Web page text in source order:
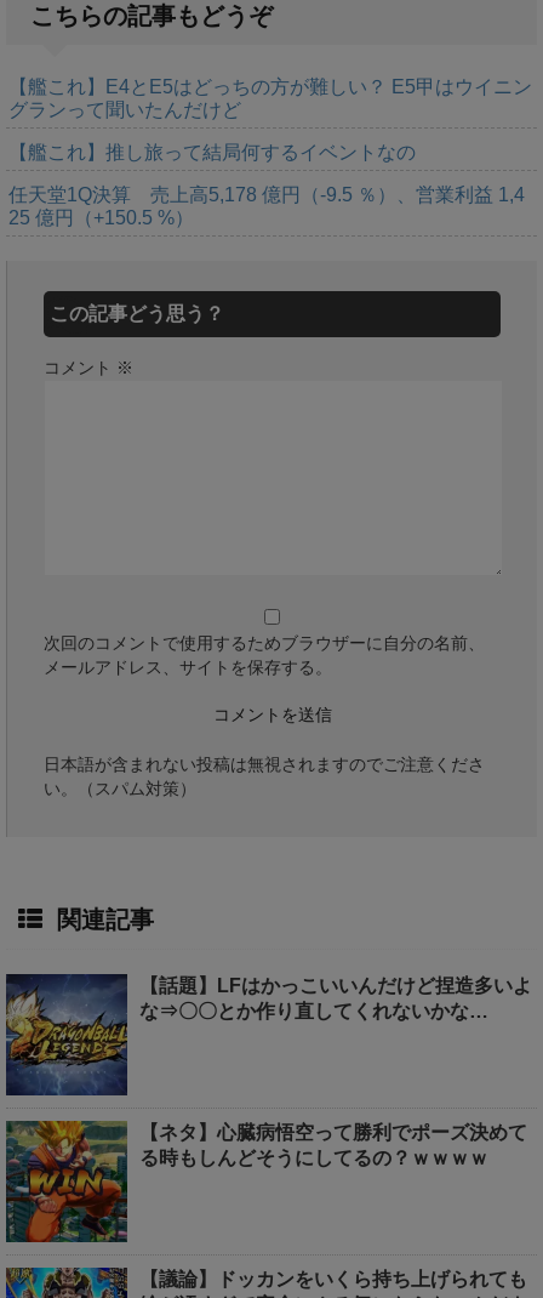
こちらの記事もどうぞ
【艦これ】E4とE5はどっちの方が難しい？ E5甲はウイニン
グランって聞いたんだけど
【艦これ】推し旅って結局何するイベントなの
任天堂1Q決算 売上高5,178 億円（-9.5 ％）、営業利益 1,4
25 億円（+150.5 %）
この記事どう思う？
コメント ※
次回のコメントで使用するためブラウザーに自分の名前、
メールアドレス、サイトを保存する。
日本語が含まれない投稿は無視されますのでご注意くださ
い。（スパム対策）
関連記事
【話題】LFはかっこいいんだけど捏造多いよ
な⇒〇〇とか作り直してくれないかな…
【ネタ】心臓病悟空って勝利でポーズ決めて
る時もしんどそうにしてるの？ｗｗｗｗ
【議論】ドッカンをいくら持ち上げられても